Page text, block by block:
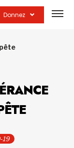
Donnez
la
19